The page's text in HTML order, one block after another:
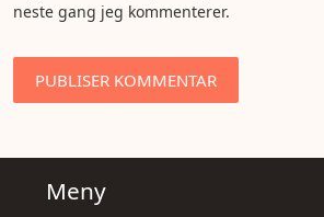
neste gang jeg kommenterer.
Meny